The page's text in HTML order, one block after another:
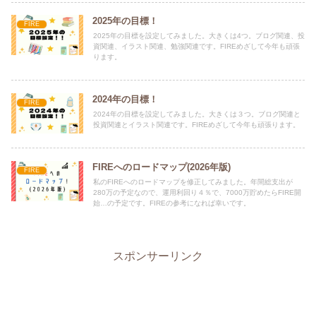
FIRE 2025年の目標！
2025年の目標を設定してみました。大きくは4つ。ブログ関連、投
資関連、イラスト関連、勉強関連です。FIREめざして今年も頑張
ります。
FIRE 2024年の目標！
2024年の目標を設定してみました。大きくは３つ。ブログ関連と
投資関連とイラスト関連です。FIREめざして今年も頑張ります。
FIRE FIREへのロードマップ(2026年版)
私のFIREへのロードマップを修正してみました。年間総支出が
280万の予定なので、運用利回り４％で、7000万貯めたらFIRE開
始…の予定です。FIREの参考になれば幸いです。
スポンサーリンク